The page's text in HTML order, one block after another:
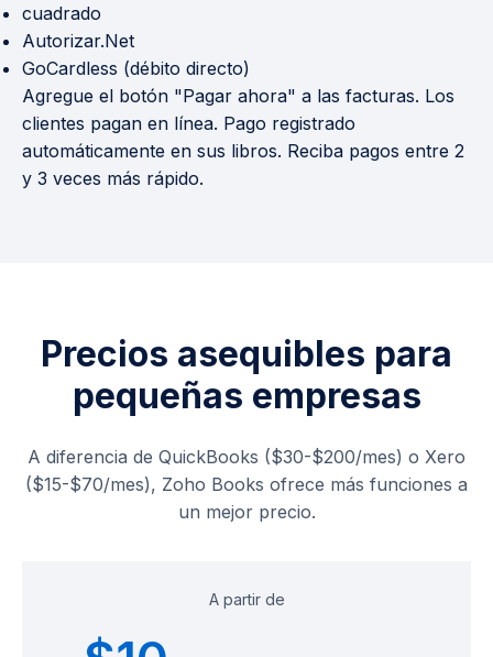
cuadrado
Autorizar.Net
GoCardless (débito directo)
Agregue el botón "Pagar ahora" a las facturas. Los
clientes pagan en línea. Pago registrado
automáticamente en sus libros. Reciba pagos entre 2
y 3 veces más rápido.
Precios asequibles para
pequeñas empresas
A diferencia de QuickBooks ($30-$200/mes) o Xero
($15-$70/mes), Zoho Books ofrece más funciones a
un mejor precio.
A partir de